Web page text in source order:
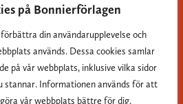
på Bonnierförlagen
din användarupplevelse och
används. Dessa cookies samlar
på vår webbplats, inklusive vilka sidor
stannar. Informationen används för att
vår webbplats bättre för dig.
Cookies